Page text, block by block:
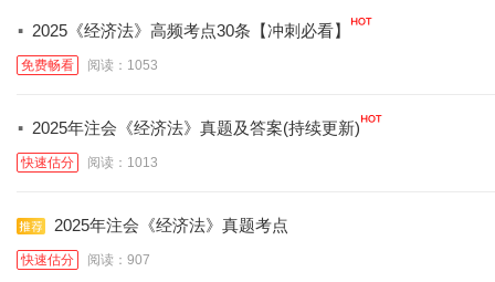
· 2025《经济法》高频考点30条【冲刺必看】
免费畅看 阅读：1053
· 2025年注会《经济法》真题及答案(持续更新)
快速估分 阅读：1013
2025年注会《经济法》真题考点
快速估分 阅读：907